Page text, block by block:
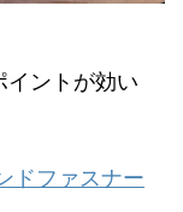
イントが効い
ドファスナー